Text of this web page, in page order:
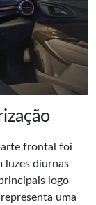
frontal foi
luzes diurnas
logo
uma